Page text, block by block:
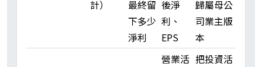
計）
最終留
下多少
淨利
後淨
利、
EPS
歸屬母公
司業主版
本
營業活 把投資活